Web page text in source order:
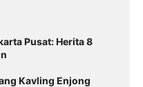
Pusat: Herita 8
Kavling Enjong